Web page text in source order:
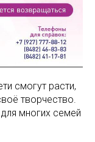
смогут расти,
творчество.
многих семей